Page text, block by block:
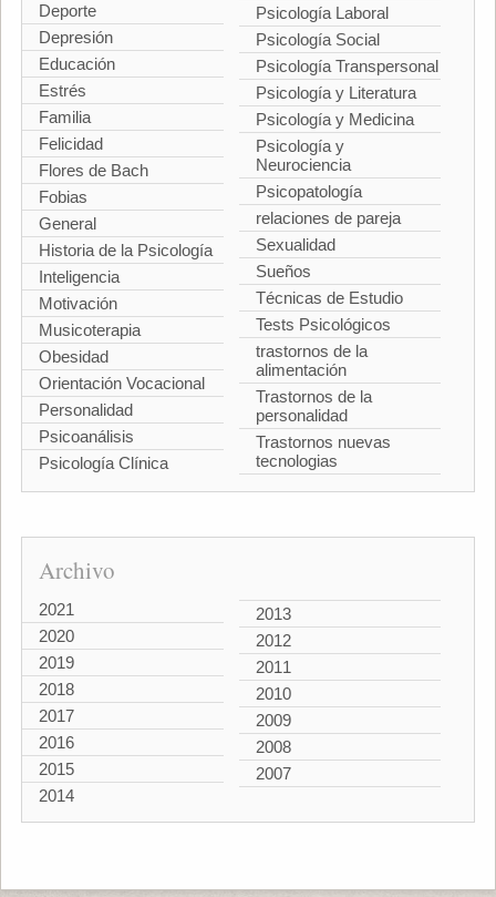
Deporte
Depresión
Educación
Estrés
Familia
Felicidad
Flores de Bach
Fobias
General
Historia de la Psicología
Inteligencia
Motivación
Musicoterapia
Obesidad
Orientación Vocacional
Personalidad
Psicoanálisis
Psicología Clínica
Psicología Laboral
Psicología Social
Psicología Transpersonal
Psicología y Literatura
Psicología y Medicina
Psicología y
Neurociencia
Psicopatología
relaciones de pareja
Sexualidad
Sueños
Técnicas de Estudio
Tests Psicológicos
trastornos de la
alimentación
Trastornos de la
personalidad
Trastornos nuevas
tecnologias
Archivo
2021
2020
2019
2018
2017
2016
2015
2014
2013
2012
2011
2010
2009
2008
2007